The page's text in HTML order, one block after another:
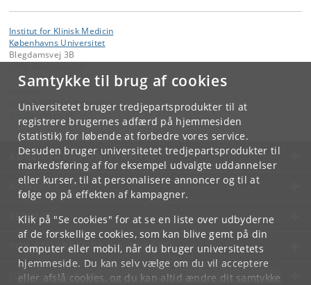
Samtykke til brug af cookies
Universitetet bruger tredjepartsprodukter til at
registrere brugernes adfærd på hjemmesiden
(statistik) for løbende at forbedre vores service.
Desuden bruger universitetet tredjepartsprodukter til
markedsføring af for eksempel udvalgte uddannelser
eller kurser, til at personalisere annoncer og til at
følge op på effekten af kampagner.
Klik på "Se cookies" for at se en liste over udbyderne
af de forskellige cookies, som kan blive gemt på din
computer eller mobil, når du bruger universitetets
hjemmeside. Du kan selv vælge om du vil acceptere
eller afslå cookies, og du kan altid ændre dit samtykke
Institut for Klinisk Medicin
Københavns Universitet
Blegdamsvej 3B
Institut for Klinisk Medicin
KØBENHAVNS UNIVERSITET
KONTAKT
SERVICES
FOR STUDERENDE OG ANSATTE
JOB OG KARRIERE